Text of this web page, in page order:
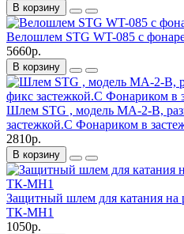
В корзину
Велошлем STG WT-085 с
5660р.
В корзину
Шлем STG , модель MA-2-B,
застежкой.C Фонариком в
2810р.
В корзину
Защитный шлем для катания на
ТК-МН1
1050р.